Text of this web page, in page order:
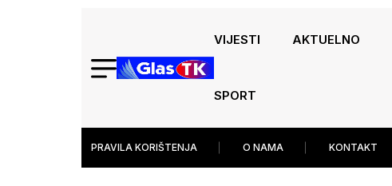
VIJESTI AKTUELNO
SPORT
PRAVILA KORIŠTENJA O NAMA KONTAKT